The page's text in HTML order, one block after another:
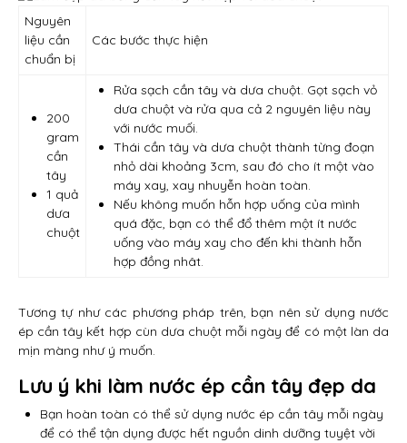
Nguyên
liệu cần
chuẩn bị
Các bước thực hiện
200
gram
cần
tây
1 quả
dưa
chuột
Rửa sạch cần tây và dưa chuột. Gọt sạch vỏ
dưa chuột và rửa qua cả 2 nguyên liệu này
với nước muối.
Thái cần tây và dưa chuột thành từng đoạn
nhỏ dài khoảng 3cm, sau đó cho ít một vào
máy xay, xay nhuyễn hoàn toàn.
Nếu không muốn hỗn hợp uống của mình
quá đặc, bạn có thể đổ thêm một ít nước
uống vào máy xay cho đến khi thành hỗn
hợp đồng nhât.
Tương tự như các phương pháp trên, bạn nên sử dụng nước
ép cần tây kết hợp cùn dưa chuột mỗi ngày để có một làn da
mịn màng như ý muốn.
Lưu ý khi làm nước ép cần tây đẹp da
Bạn hoàn toàn có thể sử dụng nước ép cần tây mỗi ngày
để có thể tận dụng được hết nguồn dinh dưỡng tuyệt vời